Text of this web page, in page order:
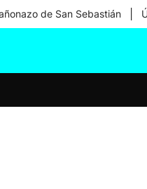
de San Sebastián